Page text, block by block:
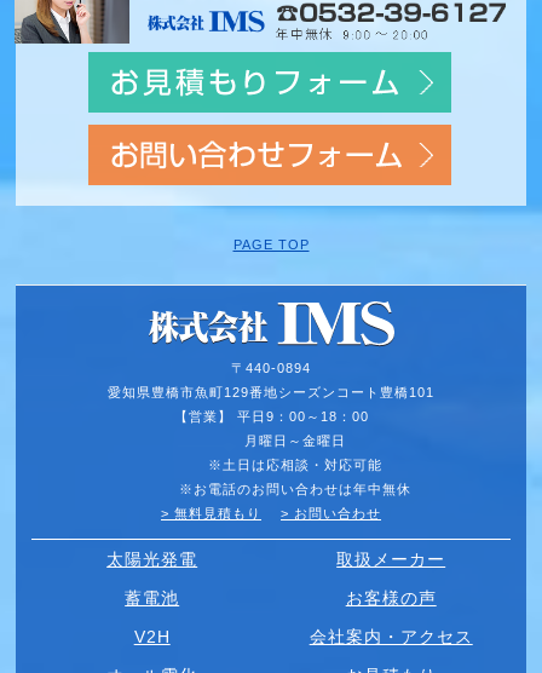
PAGE TOP
〒440-0894
愛知県豊橋市魚町129番地シーズンコート豊橋101
【営業】 平日9：00～18：00
月曜日～金曜日
※土日は応相談・対応可能
※お電話のお問い合わせは年中無休
> 無料見積もり
> お問い合わせ
太陽光発電
蓄電池
V2H
取扱メーカー
お客様の声
会社案内・アクセス